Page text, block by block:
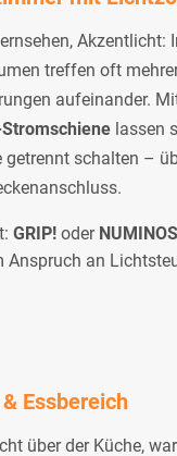
Akzentlicht:
treffen oft
aufeinander.
lassen
getrennt schalten –
GRIP! oder
Anspruch an
Essbereich
über der Küche,